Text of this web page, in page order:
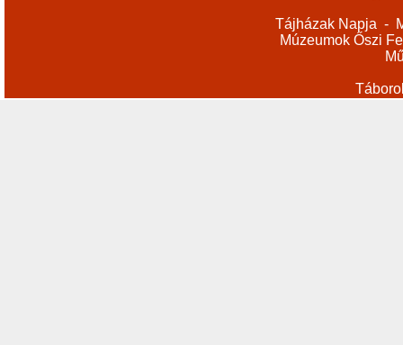
Tájházak Napja -
Múzeumok Őszi